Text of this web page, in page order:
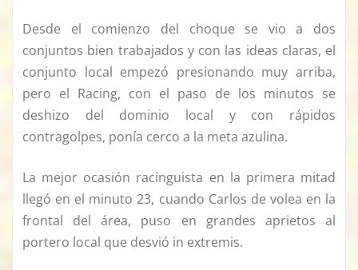
Desde el comienzo del choque se vio a dos
conjuntos bien trabajados y con las ideas claras, el
conjunto local empezó presionando muy arriba,
pero el Racing, con el paso de los minutos se
deshizo del dominio local y con rápidos
contragolpes, ponía cerco a la meta azulina.
La mejor ocasión racinguista en la primera mitad
llegó en el minuto 23, cuando Carlos de volea en la
frontal del área, puso en grandes aprietos al
portero local que desvió in extremis.